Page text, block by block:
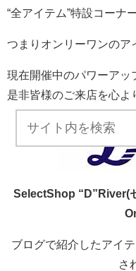
“全アイテム”特設コーナ
つまりオンリーワンの
現在開催中のパワーアッ
是非皆様のご来店を心よ
SelectShop “D”River(
ブログで紹介したアイ
さ